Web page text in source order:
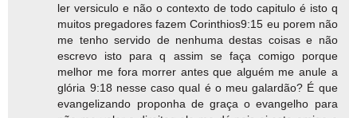
ler versiculo e não o contexto de todo capitulo é isto q
muitos pregadores fazem Corinthios9:15 eu porem não
me tenho servido de nenhuma destas coisas e não
escrevo isto para q assim se faça comigo porque
melhor me fora morrer antes que alguém me anule a
glória 9:18 nesse caso qual é o meu galardão? É que
evangelizando proponha de graça o evangelho para